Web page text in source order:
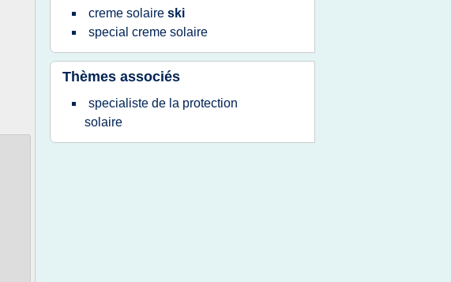
creme solaire ski
special creme solaire
Thèmes associés
specialiste de la protection
solaire